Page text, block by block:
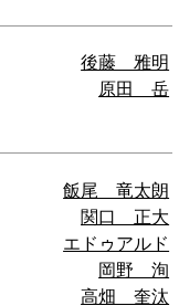
後藤 雅明
原田 岳
飯尾 竜太朗
関口 正大
エドゥアルド
岡野 洵
高畑 奎汰